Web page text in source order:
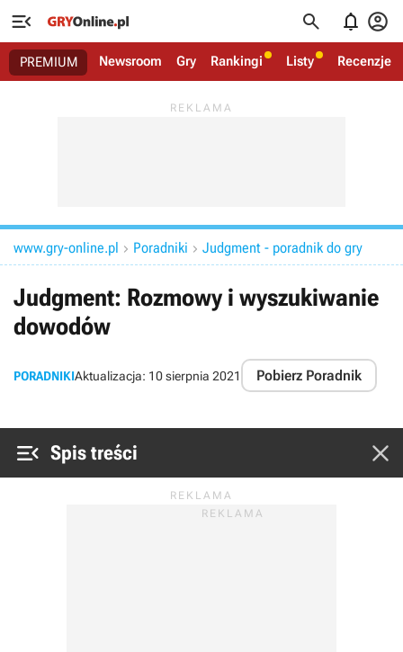
   
PREMIUM Newsroom Gry Rankingi Listy Recenzje
www.gry-online.pl  Poradniki  Judgment - poradnik do gry
Judgment: Rozmowy i wyszukiwanie
dowodów
PORADNIKIAktualizacja: 10 sierpnia 2021 Pobierz Poradnik
 Spis treści 